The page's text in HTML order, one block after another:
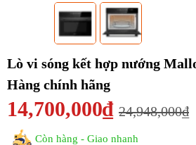
Lò vi sóng kết hợp nướng
Hàng chính hãng
14,700,000₫ 24,948,000₫
Còn hàng - Giao nhanh